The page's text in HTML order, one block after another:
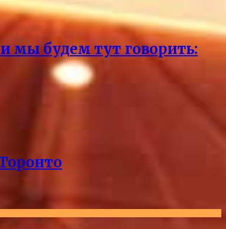
мы будем тут говорить: